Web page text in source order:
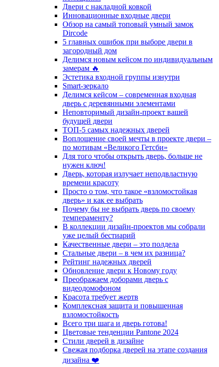
Двери с накладной ковкой
Инновационные входные двери
Обзор на самый топовый умный замок
Dircode
5 главных ошибок при выборе двери в
загородный дом
Делимся новым кейсом по индивидуальным
замерам 🔥
Эстетика входной группы изнутри
Smart-зеркало
Делимся кейсом – современная входная
дверь с деревянными элементами
Неповторимый дизайн-проект вашей
будущей двери
ТОП-5 самых надежных дверей
Воплощение своей мечты в проекте двери –
по мотивам «Великого Гетсби»
Для того чтобы открыть дверь, больше не
нужен ключ!
Дверь, которая излучает неподвластную
времени красоту
Просто о том, что такое «взломостойкая
дверь» и как ее выбрать
Почему бы не выбрать дверь по своему
темпераменту?
В коллекции дизайн-проектов мы собрали
уже целый бестиарий
Качественные двери – это полдела
Стальные двери – в чем их разница?
Рейтинг надежных дверей
Обновление двери к Новому году
Преображаем доборами дверь с
видеодомофоном
Красота требует жертв
Комплексная защита и повышенная
взломостойкость
Всего три шага и дверь готова!
Цветовые тенденции Pantone 2024
Стили дверей в дизайне
Свежая подборка дверей на этапе создания
дизайна ❤️